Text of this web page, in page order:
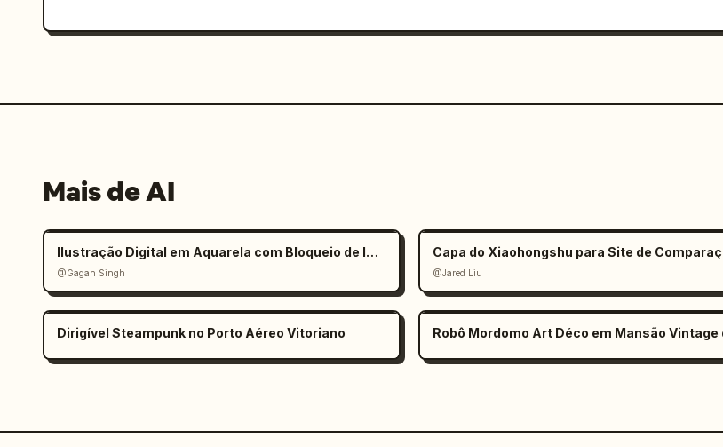
Mais de AI
Ilustração Digital em Aquarela com Bloqueio de Identidade Rígido
@Gagan Singh @Jared Liu
Dirigível Steampunk no Porto Aéreo Vitoriano